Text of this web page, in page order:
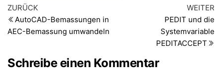
Beitragsnavigation
Vorheriger
Beitrag
ZURÜCK
AutoCAD-Bemassungen in
AEC-Bemassung umwandeln
WEITER
PEDIT und die
Systemvariable
PEDITACCEPT
Schreibe einen Kommentar